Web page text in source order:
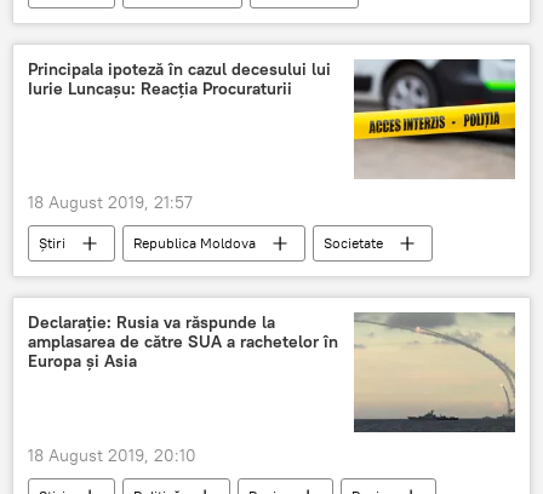
Foto
Multimedia
SUA
Los Angeles
Prezentare
moda
plaja
sexy
Principala ipoteză în cazul decesului lui
Iurie Luncașu: Reacția Procuraturii
18 August 2019, 21:57
Știri Republica Moldova
Societate
Iurie Luncașu
împușcat
Procuratura
ipoteza sinucidere
Declarație: Rusia va răspunde la
amplasarea de către SUA a rachetelor în
Europa și Asia
18 August 2019, 20:10